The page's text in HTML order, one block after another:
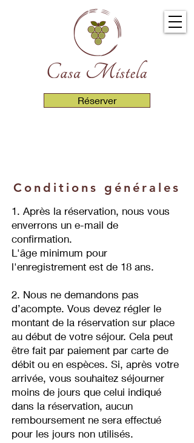
Réserver
Conditions générales
1. Après la réservation, nous vous
enverrons un e-mail de
confirmation.
L'âge minimum pour
l'enregistrement est de 18 ans.
2. Nous ne demandons pas
d’acompte. Vous devez régler le
montant de la réservation sur place
au début de votre séjour. Cela peut
être fait par paiement par carte de
débit ou en espèces. Si, après votre
arrivée, vous souhaitez séjourner
moins de jours que celui indiqué
dans la réservation, aucun
remboursement ne sera effectué
pour les jours non utilisés. ​